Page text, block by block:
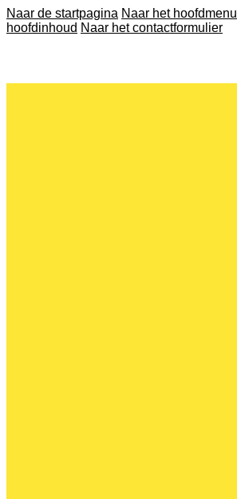
Naar de startpagina Naar het hoofdmenu
hoofdinhoud Naar het contactformulier